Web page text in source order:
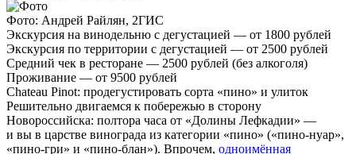
Фото: Андрей Райлян, 2ГИС
Экскурсия на винодельню с дегустацией — от 1800 рублей
Экскурсия по территории с дегустацией — от 2500 рублей
Средний чек в ресторане — 2500 рублей (без алкоголя)
Проживание — от 9500 рублей
Chateau Pinot: продегустировать сорта «пино» и улиток
Решительно двигаемся к побережью в сторону
Новороссийска: полтора часа от «Долины Лефкадии» —
и вы в царстве винограда из категории «пино» («пино-нуар»,
«пино-гри» и «пино-блан»). Впрочем, одноимённая